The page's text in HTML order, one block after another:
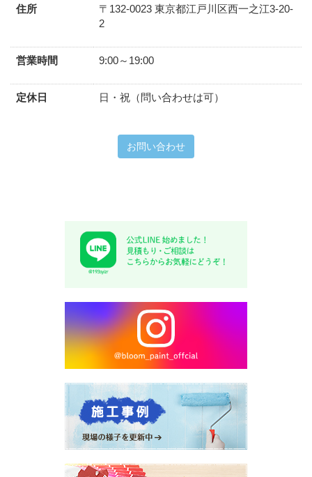
住所
〒132-0023 東京都江戸川区西一之江3-20-
2
営業時間 9:00～19:00
定休日 日・祝（問い合わせは可）
お問い合わせ